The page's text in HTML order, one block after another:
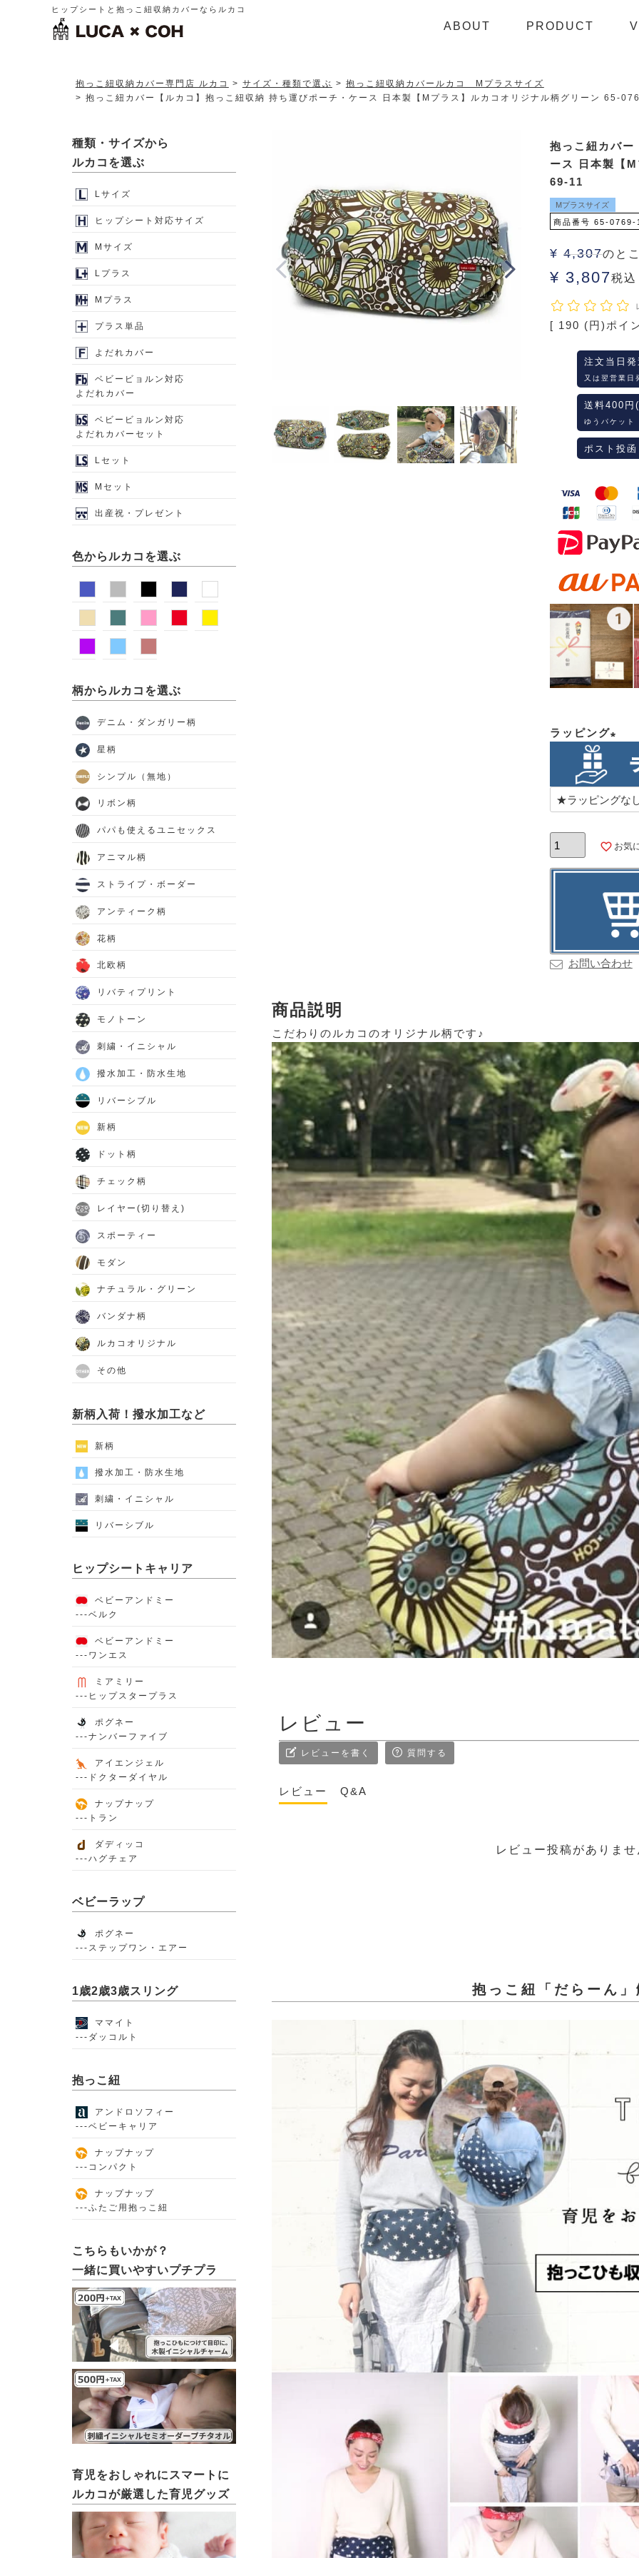
ヒップシートと抱っこ紐収納カバーならルカコ
ABOUT PRODUCT
抱っこ紐収納カバー専門店 ルカコ サイズ・種類で選ぶ
抱っこ紐収納カバールカコ Mプラスサイズ
抱っこ紐カバー【ルカコ】抱っこ紐収納 持ち運びポーチ・ケース 日本製【Mプラス】ルカコオリジナル柄グリーン 65-
抱っこ紐カバー
ース 日本製【
69-11
Mプラスサイズ
商品番号 65-0769-
¥ 4,307のと
¥ 3,807税込
[ 190 (円)ポイ
注文当日
又は翌営業日
送料400円
ゆうパケット
ポスト投
ラッピング
お気
お問い合わせ
商品説明
こだわりのルカコのオリジナル柄です♪
レビュー
レビューを書く 質問する
レビュー Q&A
レビュー投稿がありま
抱っこ紐「だらーん
種類・サイズから
ルカコを選ぶ
Lサイズ
ヒップシート対応サイズ
Mサイズ
Lプラス
Mプラス
プラス単品
よだれカバー
ベビービョルン対応
よだれカバー
ベビービョルン対応
よだれカバーセット
Lセット
Mセット
出産祝・プレゼント
色からルカコを選ぶ
柄からルカコを選ぶ
デニム・ダンガリー柄
星柄
シンプル（無地）
リボン柄
パパも使えるユニセックス
アニマル柄
ストライプ・ボーダー
アンティーク柄
花柄
北欧柄
リバティプリント
モノトーン
刺繍・イニシャル
撥水加工・防水生地
リバーシブル
新柄
ドット柄
チェック柄
レイヤー(切り替え)
スポーティー
モダン
ナチュラル・グリーン
バンダナ柄
ルカコオリジナル
その他
新柄入荷！撥水加工など
新柄
撥水加工・防水生地
刺繍・イニシャル
リバーシブル
ヒップシートキャリア
ベビーアンドミー
---ベルク
ベビーアンドミー
---ワンエス
ミアミリー
---ヒップスタープラス
ポグネー
---ナンバーファイブ
アイエンジェル
---ドクターダイヤル
ナップナップ
---トラン
ダディッコ
---ハグチェア
ベビーラップ
ポグネー
---ステップワン・エアー
1歳2歳3歳スリング
ママイト
---ダッコルト
抱っこ紐
アンドロソフィー
---ベビーキャリア
ナップナップ
---コンパクト
ナップナップ
---ふたご用抱っこ紐
こちらもいかが？
一緒に買いやすいプチプラ
育児をおしゃれにスマートに
ルカコが厳選した育児グッズ